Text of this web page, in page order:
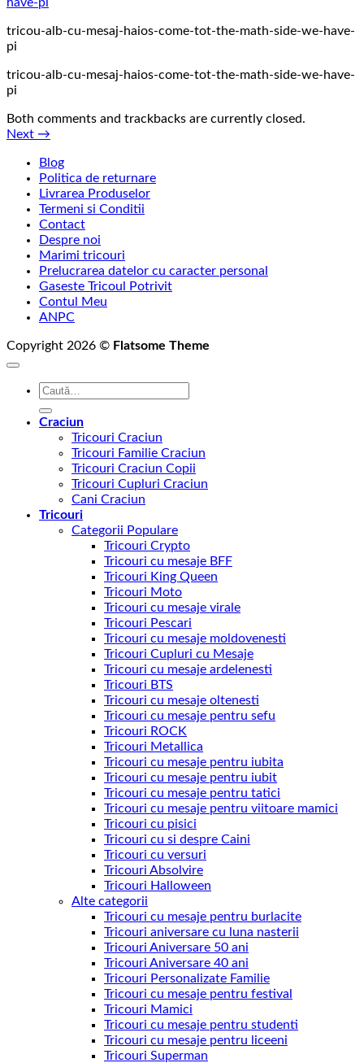
tricou-alb-cu-mesaj-haios-come-tot-the-math-side-we-have-
pi
tricou-alb-cu-mesaj-haios-come-tot-the-math-side-we-have-
pi
Both comments and trackbacks are currently closed.
Next →
Blog
Politica de returnare
Livrarea Produselor
Termeni si Conditii
Contact
Despre noi
Marimi tricouri
Prelucrarea datelor cu caracter personal
Gaseste Tricoul Potrivit
Contul Meu
ANPC
Copyright 2026 © Flatsome Theme
Caută
Craciun
Tricouri Craciun
Tricouri Familie Craciun
Tricouri Craciun Copii
Tricouri Cupluri Craciun
Cani Craciun
Tricouri
Categorii Populare
Tricouri Crypto
Tricouri cu mesaje BFF
Tricouri King Queen
Tricouri Moto
Tricouri cu mesaje virale
Tricouri Pescari
Tricouri cu mesaje moldovenesti
Tricouri Cupluri cu Mesaje
Tricouri cu mesaje ardelenesti
Tricouri BTS
Tricouri cu mesaje oltenesti
Tricouri cu mesaje pentru sefu
Tricouri ROCK
Tricouri Metallica
Tricouri cu mesaje pentru iubita
Tricouri cu mesaje pentru iubit
Tricouri cu mesaje pentru tatici
Tricouri cu mesaje pentru viitoare mamici
Tricouri cu pisici
Tricouri cu si despre Caini
Tricouri cu versuri
Tricouri Absolvire
Tricouri Halloween
Alte categorii
Tricouri cu mesaje pentru burlacite
Tricouri aniversare cu luna nasterii
Tricouri Aniversare 50 ani
Tricouri Aniversare 40 ani
Tricouri Personalizate Familie
Tricouri cu mesaje pentru festival
Tricouri Mamici
Tricouri cu mesaje pentru studenti
Tricouri cu mesaje pentru liceeni
Tricouri Superman